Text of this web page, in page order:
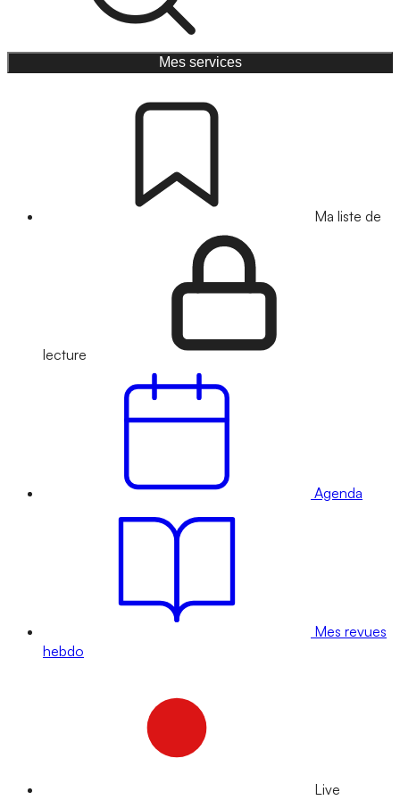
Mes services
Ma liste de
lecture
Agenda
Mes revues
hebdo
Live